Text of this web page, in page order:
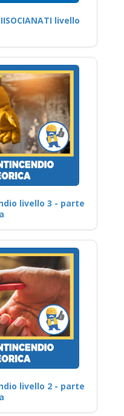
livello
livello 3 - parte
livello 2 - parte